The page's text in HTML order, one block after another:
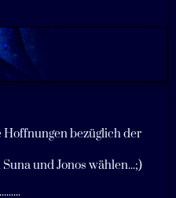
Hoffnungen bezüglich der
und Jonos wählen...;)